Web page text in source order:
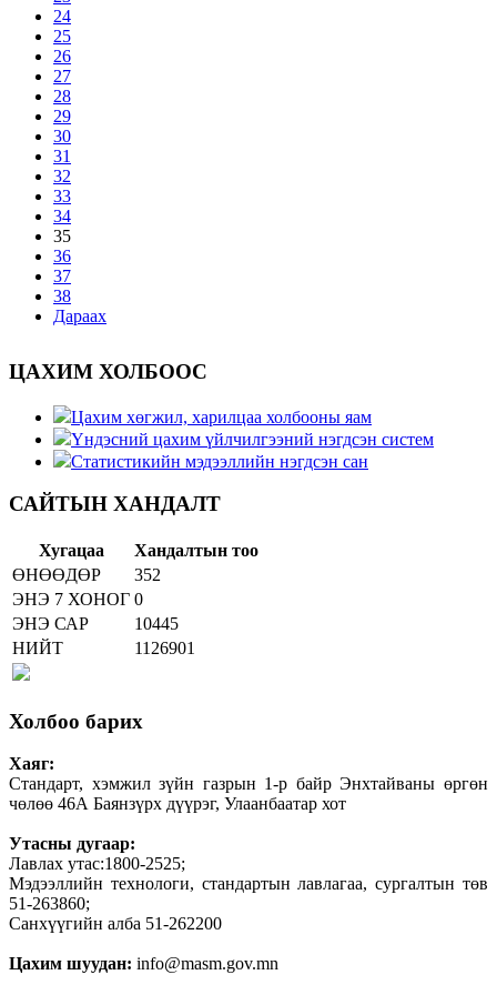
24
25
26
27
28
29
30
31
32
33
34
35
36
37
38
Дараах
ЦАХИМ ХОЛБООС
Цахим хөгжил, харилцаа холбооны яам
Үндэсний цахим үйлчилгээний нэгдсэн систем
Статистикийн мэдээллийн нэгдсэн сан
САЙТЫН ХАНДАЛТ
Хугацаа
Хандалтын тоо
ӨНӨӨДӨР
352
ЭНЭ 7 ХОНОГ 0
ЭНЭ САР
10445
НИЙТ
1126901
Холбоо барих
Хаяг:
Стандарт, хэмжил зүйн газрын 1-р байр Энхтайваны өргөн
чөлөө 46А Баянзүрх дүүрэг, Улаанбаатар хот
Утасны дугаар:
Лавлах утас:1800-2525;
Мэдээллийн технологи, стандартын лавлагаа, сургалтын төв
51-263860;
Санхүүгийн алба 51-262200
Цахим шуудан: info@masm.gov.mn